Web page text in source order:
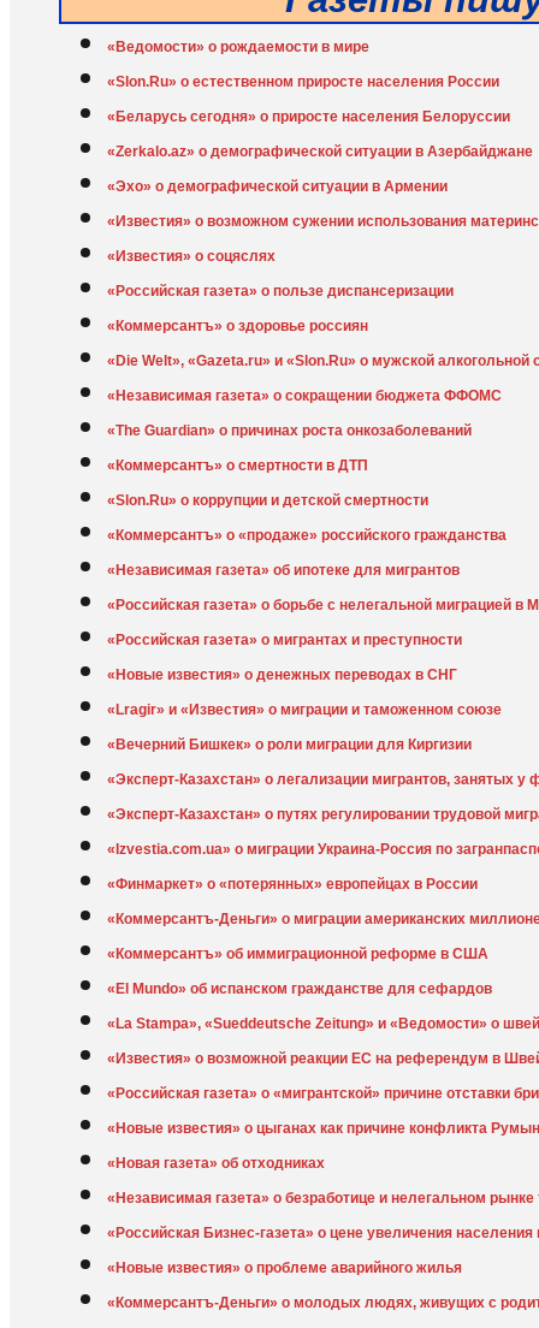
«Ведомости» о рождаемости в мире
«Slon.Ru» о естественном приросте населения России
«Беларусь сегодня» о приросте населения Белоруссии
«Zerkalo.az» о демографической ситуации в Азербайджане
«Эхо» о демографической ситуации в Армении
«Известия» о возможном сужении использования
«Известия» о соцяслях
«Российская газета» о пользе диспансеризации
«Коммерсантъ» о здоровье россиян
«Die Welt», «Gazeta.ru» и «Slon.Ru» о мужской алкогольной
«Независимая газета» о сокращении бюджета ФФОМС
«The Guardian» о причинах роста онкозаболеваний
«Коммерсантъ» о смертности в ДТП
«Slon.Ru» о коррупции и детской смертности
«Коммерсантъ» о «продаже» российского гражданства
«Независимая газета» об ипотеке для мигрантов
«Российская газета» о борьбе с нелегальной миграцией в
«Российская газета» о мигрантах и преступности
«Новые известия» о денежных переводах в СНГ
«Lragir» и «Известия» о миграции и таможенном союзе
«Вечерний Бишкек» о роли миграции для Киргизии
«Эксперт-Казахстан» о легализации мигрантов, занятых у
«Эксперт-Казахстан» о путях регулировании трудовой
«Izvestia.com.ua» о миграции Украина-Россия по
«Финмаркет» о «потерянных» европейцах в России
«Коммерсантъ-Деньги» о миграции американских
«Коммерсантъ» об иммиграционной реформе в США
«El Mundo» об испанском гражданстве для сефардов
«La Stampa», «Sueddeutsche Zeitung» и «Ведомости» о
«Известия» о возможной реакции ЕС на референдум в
«Российская газета» о «мигрантской» причине отставки
«Новые известия» о цыганах как причине конфликта
«Новая газета» об отходниках
«Независимая газета» о безработице и нелегальном рынке
«Российская Бизнес-газета» о цене увеличения
«Новые известия» о проблеме аварийного жилья
«Коммерсантъ-Деньги» о молодых людях, живущих с